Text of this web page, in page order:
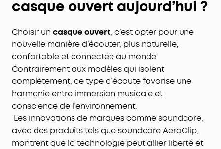
casque ouvert aujourd’hui ?
Choisir un casque ouvert, c’est opter pour une
nouvelle manière d’écouter, plus naturelle,
confortable et connectée au monde.
Contrairement aux modèles qui isolent
complètement, ce type d’écoute favorise une
harmonie entre immersion musicale et
conscience de l’environnement.
Les innovations de marques comme soundcore,
avec des produits tels que soundcore AeroClip,
montrent que la technologie peut allier liberté et